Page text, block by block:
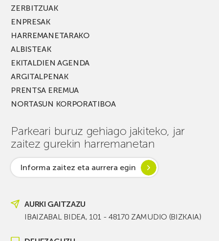
ZERBITZUAK
ENPRESAK
HARREMANETARAKO
ALBISTEAK
EKITALDIEN AGENDA
ARGITALPENAK
PRENTSA EREMUA
NORTASUN KORPORATIBOA
Parkeari buruz gehiago jakiteko, jar
zaitez gurekin harremanetan
Informa zaitez eta aurrera egin
AURKI GAITZAZU
IBAIZABAL BIDEA, 101 - 48170 ZAMUDIO (BIZKAIA)